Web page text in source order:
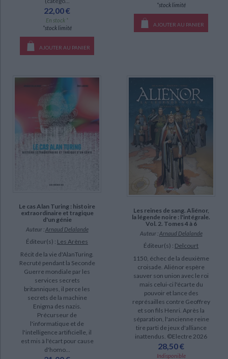
22,00 €
En stock *
*stock limité
AJOUTER AU PANIER
*stock limité
AJOUTER AU PANIER
Le cas Alan Turing : histoire
extraordinaire et tragique
d'un génie
Auteur :Arnaud Delalande
Éditeur(s) : Les Arènes
Récit de la vie d'AlanTuring.
Recruté pendant la Seconde
Guerre mondiale par les
services secrets
britanniques, il perce les
secrets de la machine
Enigma des nazis.
Précurseur de
l'informatique et de
l'intelligence artificielle, il
est mis à l'écart pour cause
d'homo...
Les reines de sang. Aliénor,
la légende noire : l'intégrale.
Vol. 2. Tomes 4 à 6
Auteur :Arnaud Delalande
Éditeur(s) : Delcourt
1150, échec de la deuxième
croisade. Aliénor espère
sauver son union avec le roi
mais celui-ci l'écarte du
pouvoir et lance des
représailles contre Geoffrey
et son fils Henri. Après la
séparation, l'ancienne reine
tire parti de jeux d'alliance
inattendus. ©Electre 2026
28,50 €
Indisponible